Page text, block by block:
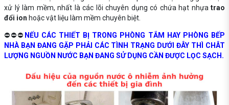
xử lý làm mềm, nhất là các lõi chuyên dụng có chứa hạt nhựa trao
đổi ion hoặc vật liệu làm mềm chuyên biệt.
⛔⛔⛔ NẾU CÁC THIẾT BỊ TRONG PHÒNG TẮM HAY PHÒNG BẾP
NHÀ BẠN ĐANG GẶP PHẢI CÁC TÌNH TRẠNG DƯỚI ĐÂY THÌ CHÂT
LƯỢNG NGUỒN NƯỚC BẠN ĐANG SỬ DỤNG CẦN ĐƯỢC LỌC SẠCH.